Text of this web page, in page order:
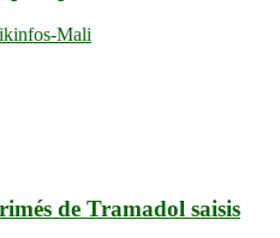
Mali
de Tramadol saisis